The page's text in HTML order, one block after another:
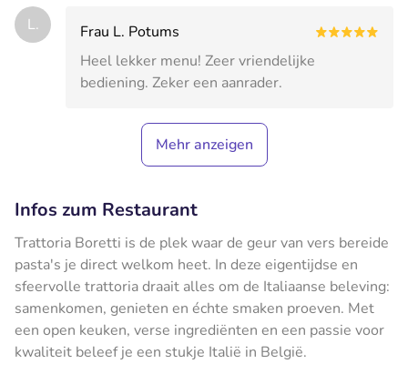
L.
Frau L. Potums
Heel lekker menu! Zeer vriendelijke
bediening. Zeker een aanrader.
Mehr anzeigen
Infos zum Restaurant
Trattoria Boretti is de plek waar de geur van vers bereide
pasta's je direct welkom heet. In deze eigentijdse en
sfeervolle trattoria draait alles om de Italiaanse beleving:
samenkomen, genieten en échte smaken proeven. Met
een open keuken, verse ingrediënten en een passie voor
kwaliteit beleef je een stukje Italië in België.